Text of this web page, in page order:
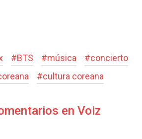
#BTS #música #concierto
#cultura coreana
en Voiz